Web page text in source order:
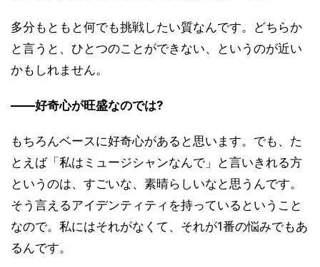
多分もともと何でも挑戦したい質なんです。どちらか
と言うと、ひとつのことができない、というのが近い
かもしれません。
――好奇心が旺盛なのでは?
もちろんベースに好奇心があると思います。でも、た
とえば「私はミュージシャンなんで」と言いきれる方
というのは、すごいな、素晴らしいなと思うんです。
そう言えるアイデンティティを持っているということ
なので。私にはそれがなくて、それが1番の悩みでもあ
るんです。